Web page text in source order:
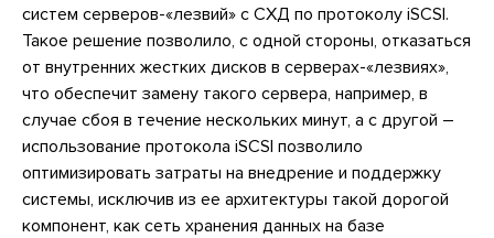
систем серверов-«лезвий» с СХД по протоколу iSCSI.
Такое решение позволило, с одной стороны, отказаться
от внутренних жестких дисков в серверах-«лезвиях»,
что обеспечит замену такого сервера, например, в
случае сбоя в течение нескольких минут, а с другой –
использование протокола iSCSI позволило
оптимизировать затраты на внедрение и поддержку
системы, исключив из ее архитектуры такой дорогой
компонент, как сеть хранения данных на базе